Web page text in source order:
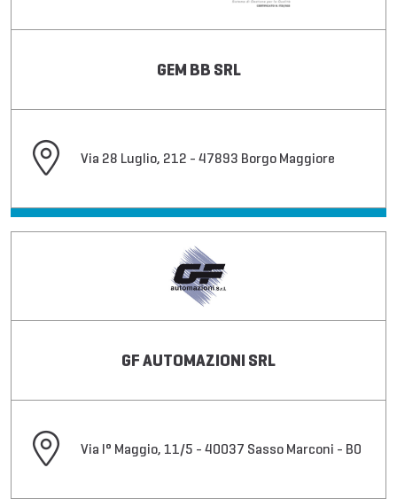
GEM BB SRL
Via 28 Luglio, 212 - 47893 Borgo Maggiore
GF AUTOMAZIONI SRL
Via I° Maggio, 11/5 - 40037 Sasso Marconi - BO